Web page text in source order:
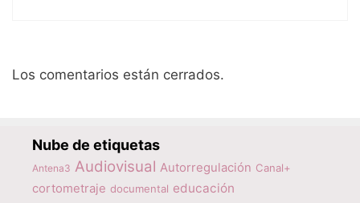
Los comentarios están cerrados.
Nube de etiquetas
Antena3 Audiovisual Autorregulación Canal+
cortometraje documental educación